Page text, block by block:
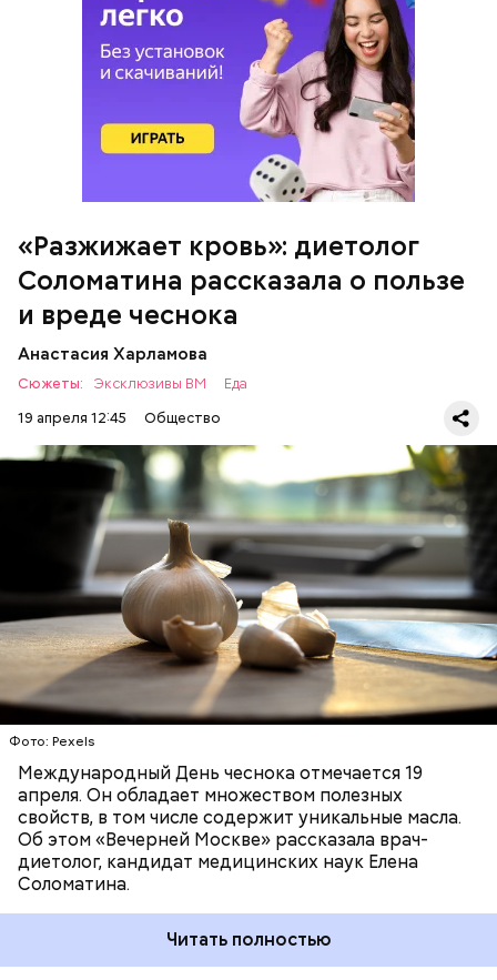
«Разжижает кровь»: диетолог
Соломатина рассказала о пользе
и вреде чеснока
Анастасия Харламова
Сюжеты: Эксклюзивы ВМ
Еда
19 апреля 12:45
Общество
Фото: Pexels
Международный День чеснока отмечается 19
апреля. Он обладает множеством полезных
свойств, в том числе содержит уникальные масла.
Об этом «Вечерней Москве» рассказала врач-
диетолог, кандидат медицинских наук Елена
Соломатина.
Диетолог Соломатина
рассказала, что лучше есть при
гриппе и коронавирусе
— Чеснок является достаточно полезным
продуктом. В нем содержатся уникальные
эфирные масла. Они отпугивают потенциальные
вирусы. Это нужно взять на вооружение для себя. Я
рекомендую есть чеснок во время простуды. Но он
не может быть единственным средством для
борьбы с простудой, — подчеркнула специалист.
Диетолог отметила, что норма потребления
чеснока сугубо индивидуальна.
Читать полностью
ЗДОРОВЬЕ ВРАЧИ ПРОДУКТЫ